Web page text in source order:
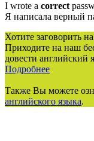
I wrote a correct
Я написала верный
Хотите заговорить
Приходите на наш
довести английский
Подробнее
Также Вы можете
английского языка.